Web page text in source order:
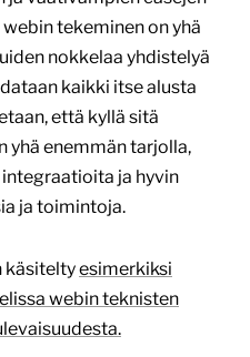
tekeminen on yhä
nokkelaa yhdistelyä
kaikki itse alusta
että kyllä sitä
yhä enemmän tarjolla,
ja hyvin
ja toimintoja.
käsiteltyesimerkiksi
webin teknisten